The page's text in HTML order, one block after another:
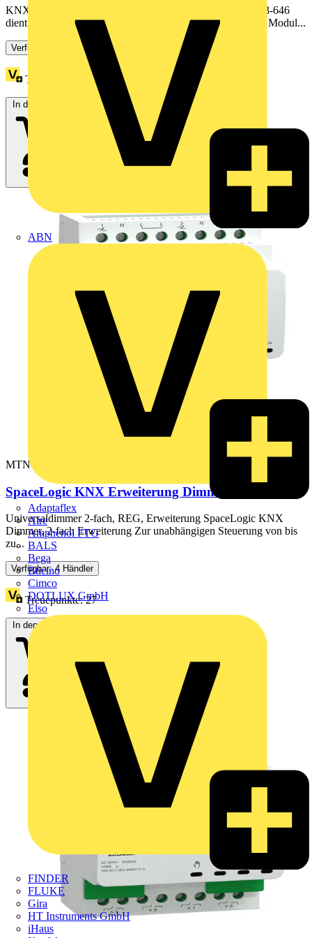
ABN
Adaptaflex
Alre
Amphenol FTG
BALS
Bega
Bticino
Cimco
DOTLUX GmbH
Elso
FINDER
FLUKE
Gira
HT Instruments GmbH
iHaus
KNX/EIB/TP1-SchnittstelleDas KNX/EIB/TP1-Modul 753-646
dient zur Anbindung an ein KNX/EIB/TP1-Netzwerk. Das Modul...
Verfügbar: 4 Händler
Treuepunkte: 297
In den Warenkorb
MTN6810-0102
SpaceLogic KNX Erweiterung Dimmer
Universaldimmer 2-fach, REG, Erweiterung SpaceLogic KNX
Dimmer, 2-fach Erweiterung Zur unabhängigen Steuerung von bis
zu...
Verfügbar: 4 Händler
Treuepunkte:27
In den Warenkorb